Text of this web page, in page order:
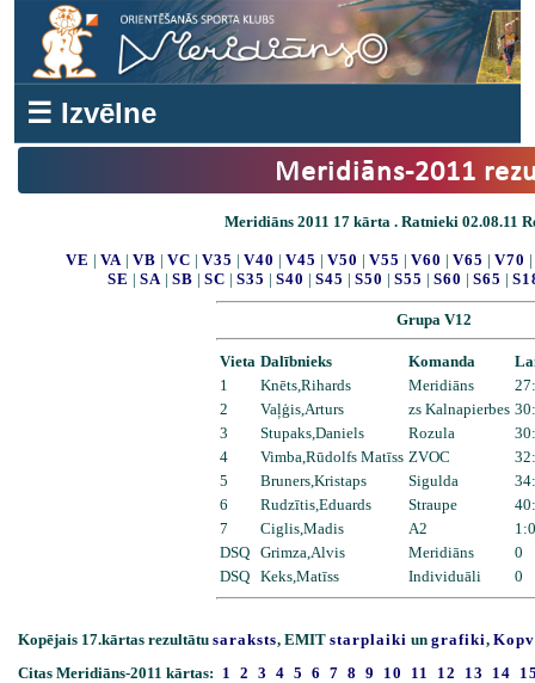
☰ Izvēlne
Meridiāns-2011
Meridiāns 2011 17 kārta . Ratnieki 02.08.11
VE | VA | VB | VC | V35 | V40 | V45 | V50 | V55 | V60 | V65 | V70 |
SE | SA| SB | SC | S35 | S40 | S45 | S50 | S55 | S60 | S65 |
Grupa V12
Vieta Dalībnieks Komanda
1
Knēts,Rihards Meridiāns
2
Vaļģis,Arturs zs Kalnapierbes
3
Stupaks,Daniels Rozula
4
Vimba,Rūdolfs Matīss ZVOC
5
Bruners,Kristaps Sigulda
6
Rudzītis,Eduards Straupe
7
Ciglis,Madis A2
DSQ
Grimza,Alvis Meridiāns
0
DSQ
Keks,Matīss Individuāli 0
Kopējais 17.kārtas rezultātu saraksts, EMIT starplaiki un grafiki,
Citas Meridiāns-2011 kārtas: 1 2 3 4 5 6 7 8 9 10 11 12 13 14